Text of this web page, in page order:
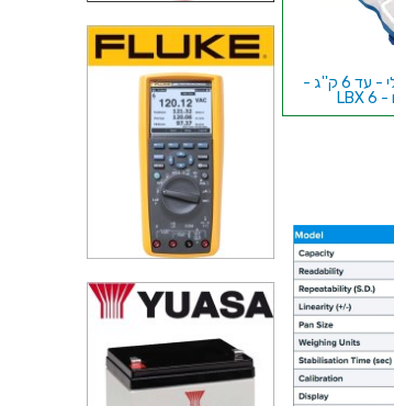
משקל דלפק דיגיטלי - עד 6 ק''ג -
משקל שולחני דיגיטלי - עד 500